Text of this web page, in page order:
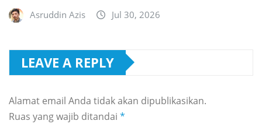
Asruddin Azis Jul 30, 2026
LEAVE A REPLY
Alamat email Anda tidak akan dipublikasikan.
Ruas yang wajib ditandai *